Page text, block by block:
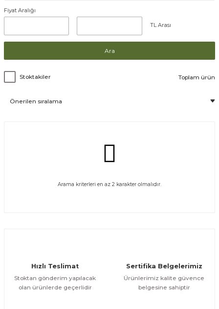
Fiyat Aralığı
TL Arası
Ara
Stoktakiler Toplam ürün
Arama kriterleri en az 2 karakter olmalıdır.
Hızlı Teslimat
Stoktan gönderim yapılacak
olan ürünlerde geçerlidir
Sertifika Belgelerimiz
Ürünlerimiz kalite güvence
belgesine sahiptir